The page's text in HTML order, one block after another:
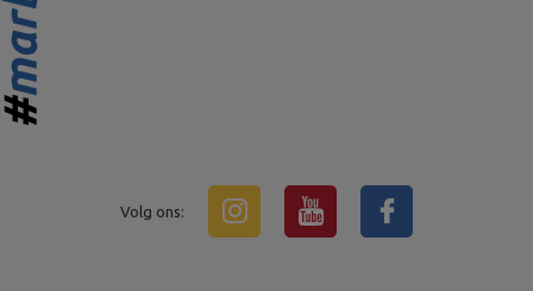
Volg ons: